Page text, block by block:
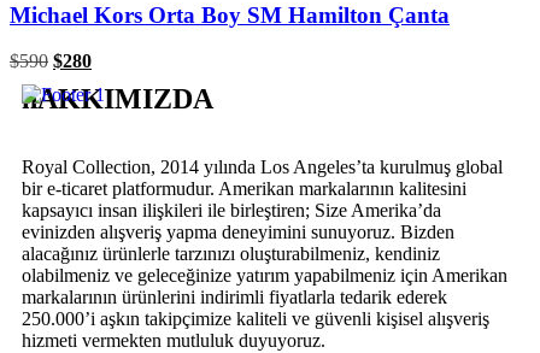
Michael Kors Orta Boy SM Hamilton Çanta
$590 $280
hAKKIMIZDA
Royal Collection, 2014 yılında Los Angeles’ta kurulmuş global
bir e-ticaret platformudur. Amerikan markalarının kalitesini
kapsayıcı insan ilişkileri ile birleştiren; Size Amerika’da
evinizden alışveriş yapma deneyimini sunuyoruz. Bizden
alacağınız ürünlerle tarzınızı oluşturabilmeniz, kendiniz
olabilmeniz ve geleceğinize yatırım yapabilmeniz için Amerikan
markalarının ürünlerini indirimli fiyatlarla tedarik ederek
250.000’i aşkın takipçimize kaliteli ve güvenli kişisel alışveriş
hizmeti vermekten mutluluk duyuyoruz.